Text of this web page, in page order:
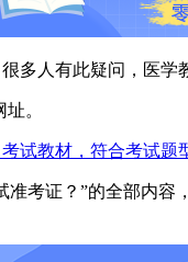
多人有此疑问，医学
。
试教材，符合考试题
准考证？”的全部内容